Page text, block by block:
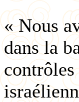
« Nous
dans la